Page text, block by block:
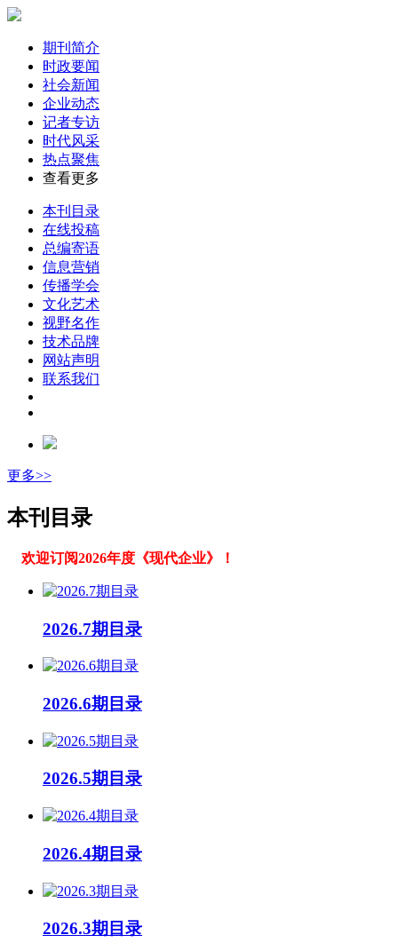
期刊简介
时政要闻
社会新闻
企业动态
记者专访
时代风采
热点聚焦
查看更多
本刊目录
在线投稿
总编寄语
信息营销
传播学会
文化艺术
视野名作
技术品牌
网站声明
联系我们
更多>>
本刊目录
欢迎订阅2026年度《现代企业》！
2026.7期目录
2026.6期目录
2026.5期目录
2026.4期目录
2026.3期目录